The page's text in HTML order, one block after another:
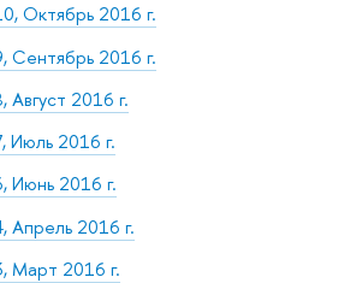
Октябрь 2016 г.
Сентябрь 2016 г.
2016 г.
Июль 2016 г.
Июнь 2016 г.
Апрель 2016 г.
Март 2016 г.